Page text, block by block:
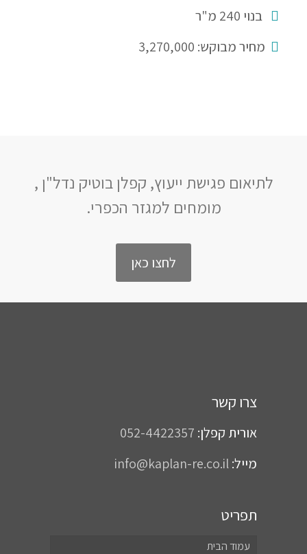
בנוי 240 מ"ר
מחיר מבוקש: 3,270,000
לתיאום פגישת ייעוץ, קפלן בוטיק נדל"ן ,
מומחים למגזר הכפרי.
לחצו כאן
צרו קשר
אורית קפלן: 052-4422357
מייל:info@kaplan-re.co.il
תפריט
עמוד הבית